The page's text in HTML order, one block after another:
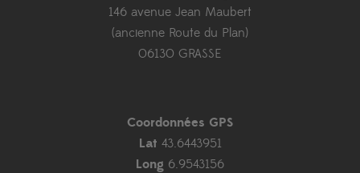
146 avenue Jean Maubert
(ancienne Route du Plan)
06130 GRASSE
Coordonnées GPS
Lat 43.6443951
Long 6.9543156